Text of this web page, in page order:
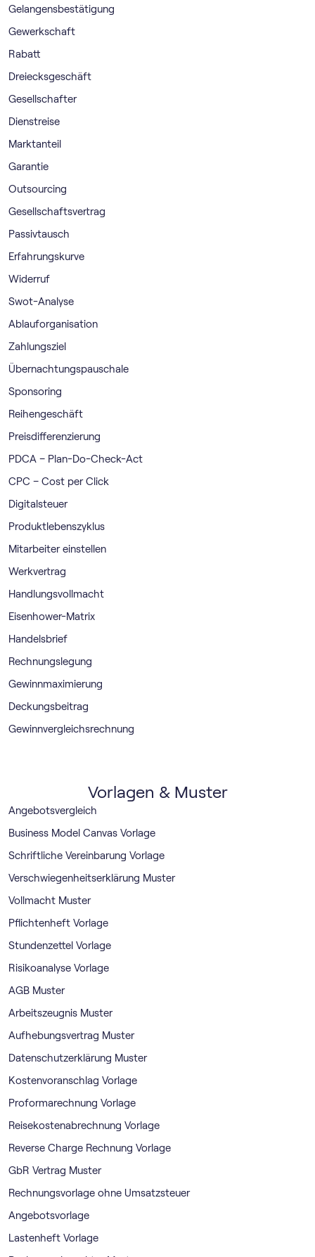
Gelangensbestätigung
Gewerkschaft
Rabatt
Dreiecksgeschäft
Gesellschafter
Dienstreise
Marktanteil
Garantie
Outsourcing
Gesellschaftsvertrag
Passivtausch
Erfahrungskurve
Widerruf
Swot-Analyse
Ablauforganisation
Zahlungsziel
Übernachtungspauschale
Sponsoring
Reihengeschäft
Preisdifferenzierung
PDCA – Plan-Do-Check-Act
CPC – Cost per Click
Digitalsteuer
Produktlebenszyklus
Mitarbeiter einstellen
Werkvertrag
Handlungsvollmacht
Eisenhower-Matrix
Handelsbrief
Rechnungslegung
Gewinnmaximierung
Deckungsbeitrag
Gewinnvergleichsrechnung
Vorlagen & Muster
Angebotsvergleich
Business Model Canvas Vorlage
Schriftliche Vereinbarung Vorlage
Verschwiegenheitserklärung Muster
Vollmacht Muster
Pflichtenheft Vorlage
Stundenzettel Vorlage
Risikoanalyse Vorlage
AGB Muster
Arbeitszeugnis Muster
Aufhebungsvertrag Muster
Datenschutzerklärung Muster
Kostenvoranschlag Vorlage
Proformarechnung Vorlage
Reisekostenabrechnung Vorlage
Reverse Charge Rechnung Vorlage
GbR Vertrag Muster
Rechnungsvorlage ohne Umsatzsteuer
Angebotsvorlage
Lastenheft Vorlage